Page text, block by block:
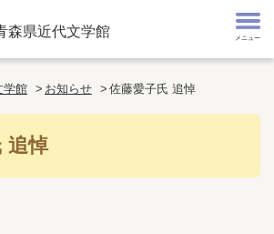
森県近代文学館 メニュー
学館 お知らせ 佐藤愛子氏 追悼
追悼